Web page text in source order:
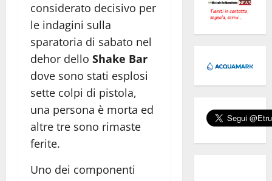
considerato decisivo per
le indagini sulla
sparatoria di sabato nel
dehor dello Shake Bar
dove sono stati esplosi
sette colpi di pistola,
una persona è morta ed
altre tre sono rimaste
ferite.
Uno dei componenti